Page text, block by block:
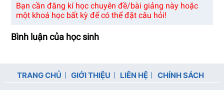
Bạn cần đăng kí học chuyên đề/bài giảng này hoặc
một khoá học bất kỳ để có thể đặt câu hỏi!
Bình luận của học sinh
TRANG CHỦ GIỚI THIỆU LIÊN HỆ CHÍNH SÁCH